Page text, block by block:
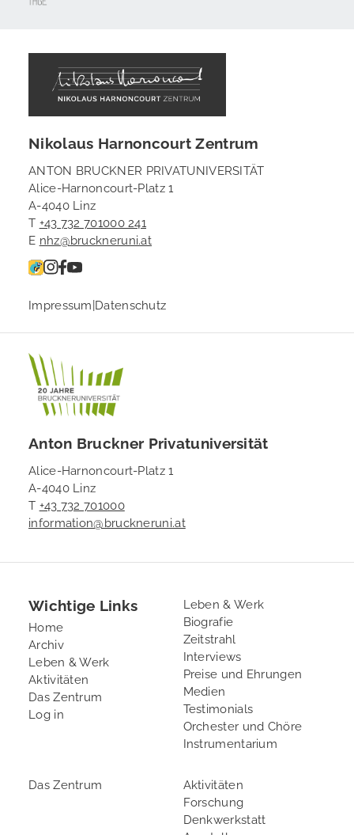
Nikolaus Harnoncourt Zentrum
ANTON BRUCKNER PRIVATUNIVERSITÄT
Alice-Harnoncourt-Platz 1
A-4040 Linz
T +43 732 701000 241
E nhz@bruckneruni.at
Impressum|Datenschutz
Anton Bruckner Privatuniversität
Alice-Harnoncourt-Platz 1
A-4040 Linz
T +43 732 701000
information@bruckneruni.at
Wichtige Links
Home
Archiv
Leben & Werk
Aktivitäten
Das Zentrum
User
Log in
Footer
2
Leben & Werk
Biografie
Zeitstrahl
Interviews
Preise und Ehrungen
Medien
Testimonials
Orchester und Chöre
Instrumentarium
Footer
Das Zentrum
Footer
4
Aktivitäten
Forschung
Denkwerkstatt